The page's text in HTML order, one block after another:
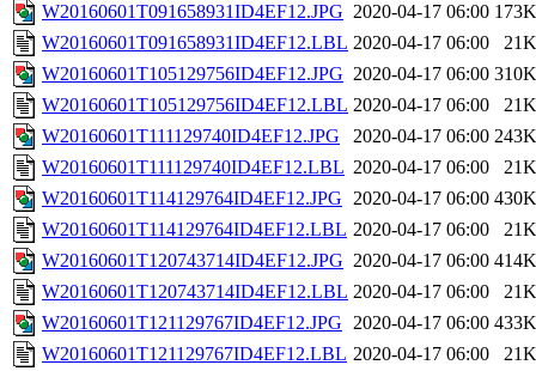
W20160601T091658931ID4EF12.JPG 2020-04-17 06:00 173K
W20160601T091658931ID4EF12.LBL 2020-04-17 06:00
21K
W20160601T105129756ID4EF12.JPG 2020-04-17 06:00 310K
W20160601T105129756ID4EF12.LBL 2020-04-17 06:00
21K
W20160601T111129740ID4EF12.JPG
2020-04-17 06:00 243K
W20160601T111129740ID4EF12.LBL 2020-04-17 06:00
21K
W20160601T114129764ID4EF12.JPG 2020-04-17 06:00 430K
W20160601T114129764ID4EF12.LBL 2020-04-17 06:00
21K
W20160601T120743714ID4EF12.JPG 2020-04-17 06:00 414K
W20160601T120743714ID4EF12.LBL 2020-04-17 06:00
21K
W20160601T121129767ID4EF12.JPG 2020-04-17 06:00 433K
W20160601T121129767ID4EF12.LBL 2020-04-17 06:00
21K